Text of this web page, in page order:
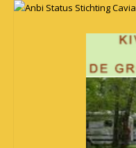
Anbi Status Stichting Cavia